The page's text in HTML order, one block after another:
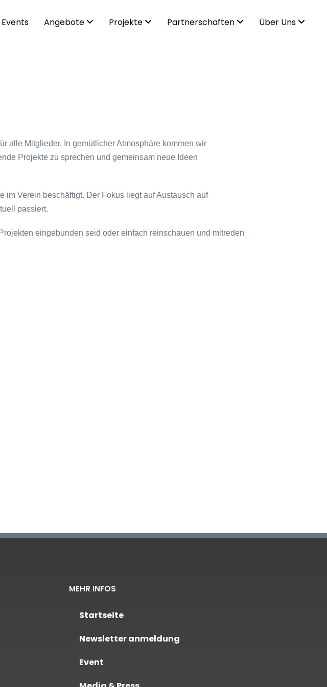
Events Angebote Projekte Partnerschaften Über Uns
alle Mitglieder. In gemütlicher Atmosphäre kommen wir
Projekte zu sprechen und gemeinsam neue Ideen
im Verein beschäftigt. Der Fokus liegt auf Austausch auf
passiert.
eingebunden seid oder einfach reinschauen und mitreden
MEHR INFOS
Startseite
Newsletter anmeldung
Event